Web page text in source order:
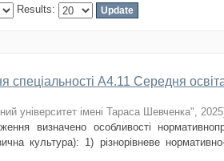
Results:
A4.11 Середня
університет імені Тараса Шевченка", 2025
визначено особливості
культура): 1) різнорівневе